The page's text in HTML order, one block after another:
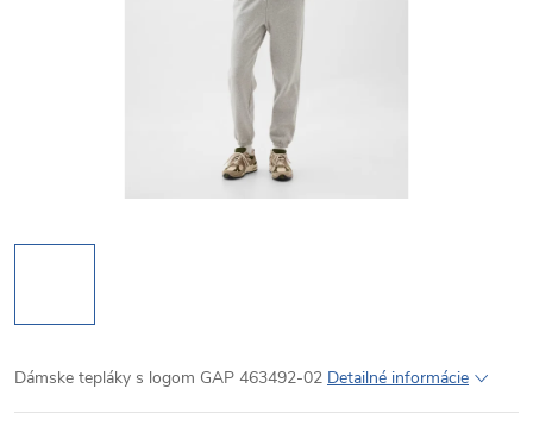
Dámske tepláky s logom GAP 463492-02 Detailné informácie